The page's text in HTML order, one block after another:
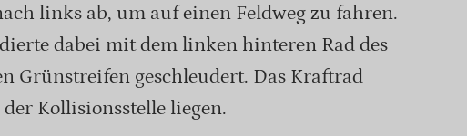
links ab, um auf einen Feldweg zu fahren.
dabei mit dem linken hinteren Rad des
Grünstreifen geschleudert. Das Kraftrad
Kollisionsstelle liegen.